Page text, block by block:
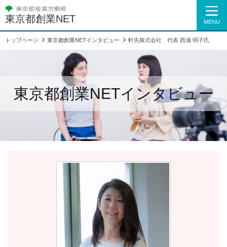
東京都創業NET MENU
トップページ 東京都創業NETインタビュー 軒先株式会社 代表 ⻄浦 明⼦氏
東京都創業NETインタビュー